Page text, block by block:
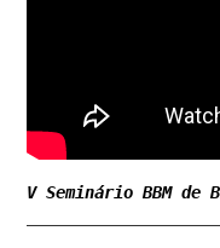
V Seminário BBM